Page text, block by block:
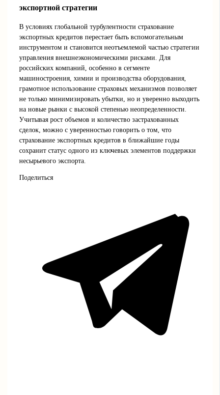
экспортной стратегии
В условиях глобальной турбулентности страхование
экспортных кредитов перестает быть вспомогательным
инструментом и становится неотъемлемой частью стратегии
управления внешнеэкономическими рисками. Для
российских компаний, особенно в сегменте
машиностроения, химии и производства оборудования,
грамотное использование страховых механизмов позволяет
не только минимизировать убытки, но и уверенно выходить
на новые рынки с высокой степенью неопределенности.
Учитывая рост объемов и количество застрахованных
сделок, можно с уверенностью говорить о том, что
страхование экспортных кредитов в ближайшие годы
сохранит статус одного из ключевых элементов поддержки
несырьевого экспорта.
Поделиться